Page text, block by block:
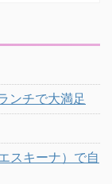
ンチで大満足
スキーナ）で自